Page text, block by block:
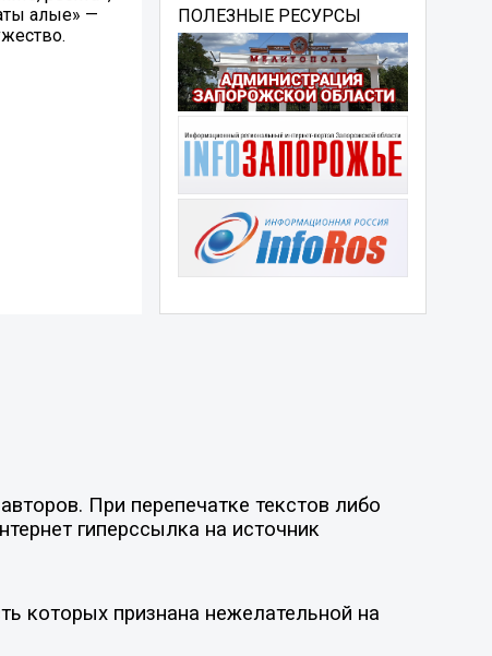
алые» —
ПОЛЕЗНЫЕ РЕСУРСЫ
При перепечатке текстов либо
гиперссылка на источник
которых признана нежелательной на